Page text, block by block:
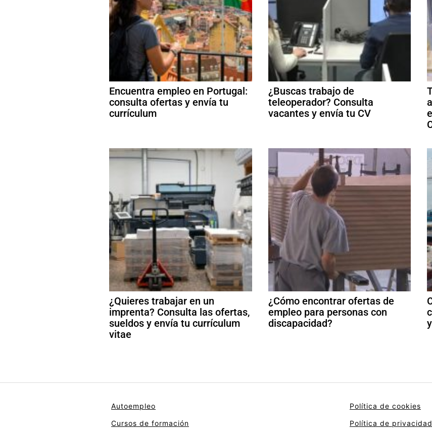
Encuentra empleo en Portugal:
consulta ofertas y envía tu
currículum
¿Buscas trabajo de
teleoperador? Consulta
vacantes y envía tu CV
¿Quieres trabajar en un
imprenta? Consulta las ofertas,
sueldos y envía tu currículum
vitae
¿Cómo encontrar ofertas de
empleo para personas con
discapacidad?
Autoempleo
Cursos de formación
Política de cookies
Política de privacidad